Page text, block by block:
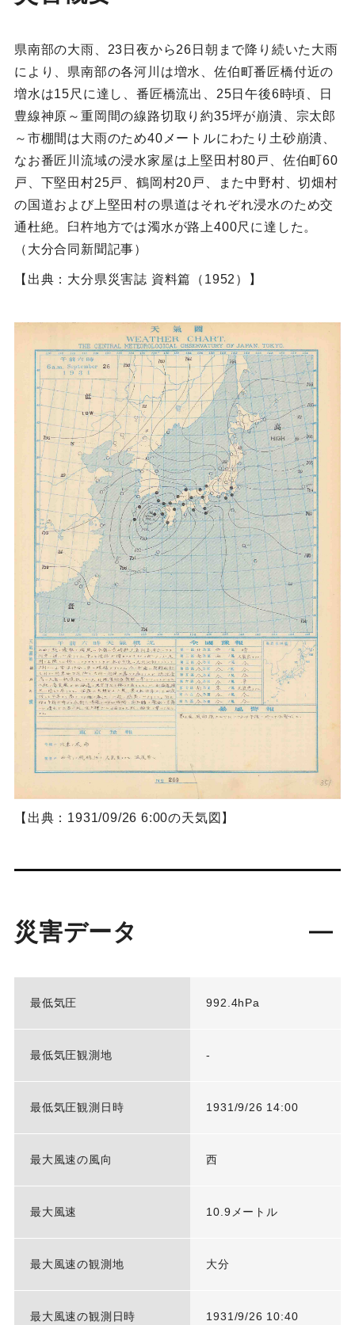
県南部の大雨、23日夜から26日朝まで降り続いた大雨
により、県南部の各河川は増水、佐伯町番匠橋付近の
増水は15尺に達し、番匠橋流出、25日午後6時頃、日
豊線神原～重岡間の線路切取り約35坪が崩潰、宗太郎
～市棚間は大雨のため40メートルにわたり土砂崩潰、
なお番匠川流域の浸水家屋は上堅田村80戸、佐伯町60
戸、下堅田村25戸、鶴岡村20戸、また中野村、切畑村
の国道および上堅田村の県道はそれぞれ浸水のため交
通杜絶。臼杵地方では濁水が路上400尺に達した。
（大分合同新聞記事）
【出典：大分県災害誌 資料篇（1952）】
【出典：1931/09/26 6:00の天気図】
災害データ
最低気圧 992.4hPa
最低気圧観測地 -
最低気圧観測日時 1931/9/26 14:00
最大風速の風向 西
最大風速 10.9メートル
最大風速の観測地 大分
最大風速の観測日時 1931/9/26 10:40